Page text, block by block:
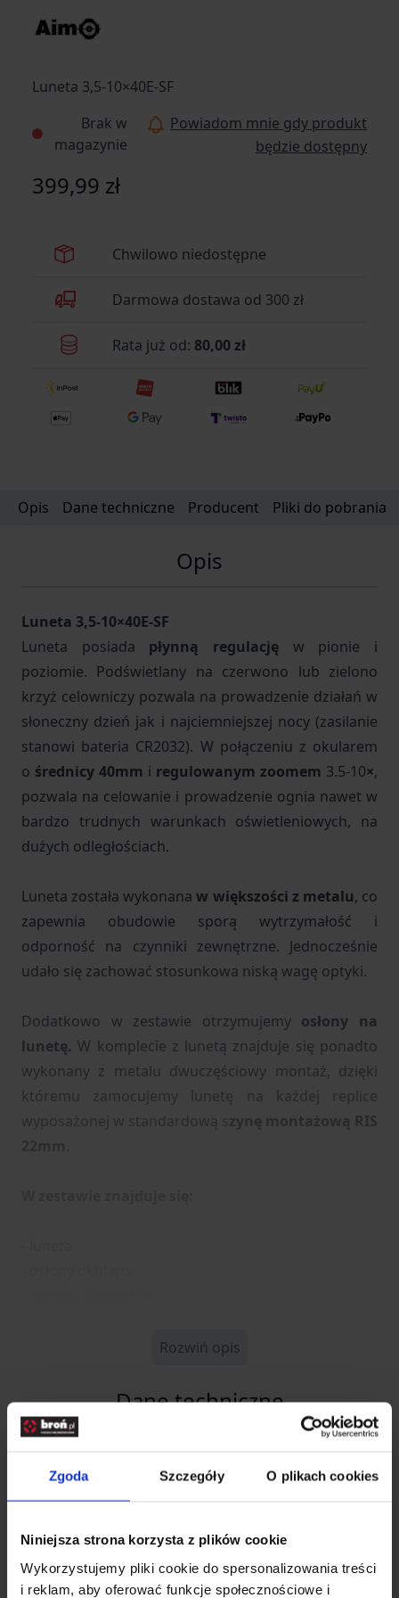
Zgoda Szczegóły O plikach cookies
Niniejsza strona korzysta z plików cookie
Wykorzystujemy pliki cookie do spersonalizowania treści
i reklam, aby oferować funkcje społecznościowe i
Luneta 3,5-10×40E-SF
Brak w
magazynie
Powiadom mnie gdy produkt
będzie dostępny
399,99 zł
Chwilowo niedostępne
Darmowa dostawa od 300 zł
Rata już od: 80,00 zł
Opis Dane techniczne Producent Pliki do pobrania
Opis
Luneta 3,5-10×40E-SF
Luneta posiada płynną regulację w pionie i
poziomie. Podświetlany na czerwono lub zielono
krzyż celowniczy pozwala na prowadzenie działań w
słoneczny dzień jak i najciemniejszej nocy (zasilanie
stanowi bateria CR2032). W połączeniu z okularem
o średnicy 40mm i regulowanym zoomem 3.5-10×,
pozwala na celowanie i prowadzenie ognia nawet w
bardzo trudnych warunkach oświetleniowych, na
dużych odległościach.
Luneta została wykonanaw większości z metalu, co
zapewnia obudowie sporą wytrzymałość i
odporność na czynniki zewnętrzne. Jednocześnie
udało się zachować stosunkowa niską wagę optyki.
Dodatkowo w zestawie otrzymujemy osłony na
lunetę. W komplecie z lunetą znajduje się ponadto
wykonany z metalu dwuczęściowy montaż, dzięki
któremu zamocujemy lunetę na każdej replice
wyposażonej w standardową s zynę montażową RIS
Rozwiń opis
Dane techniczne
Kod SKU
GF.AMO-10-017498
EAN
Producent
AIM-O
Maksymalne
do 10x